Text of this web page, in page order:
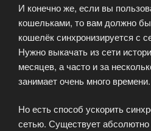
И конечно же, если вы
кошельками, то вам должно
кошелёк синхронизируется с
Нужно выкачать из сети
месяцев, а часто и за
занимает очень много времени.
Но есть способ ускорить
сетью. Существует